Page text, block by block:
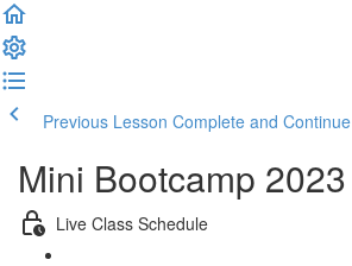
Previous Lesson Complete and Continue
Mini Bootcamp 2023
Live Class Schedule